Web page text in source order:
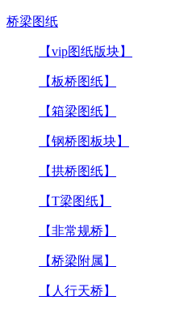
桥梁图纸
【vip图纸版块】
【板桥图纸】
【箱梁图纸】
【钢桥图板块】
【拱桥图纸】
【T梁图纸】
【非常规桥】
【桥梁附属】
【人行天桥】